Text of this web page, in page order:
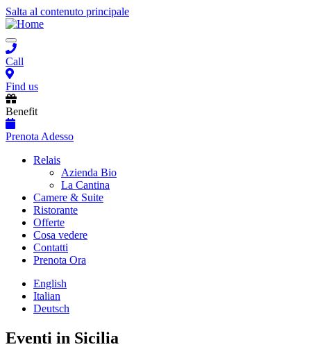
Salta al contenuto principale
Toggle
navigation
Call
Find us
Benefit
Prenota Adesso
Main
navigation
Relais
Azienda Bio
La Cantina
Camere & Suite
Ristorante
Offerte
Cosa vedere
Contatti
Prenota Ora
English
Italian
Deutsch
Eventi in Sicilia